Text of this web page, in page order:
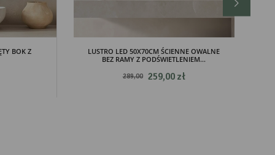
BOK Z
LUSTRO LED 50X70CM ŚCIENNE OWALNE
BEZ RAMY Z PODŚWIETLENIEM...
289,00 259,00 zł